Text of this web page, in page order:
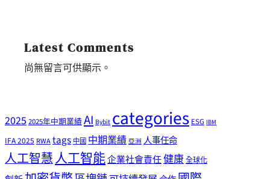
Latest Comments
尚無留言可供顯示。
2025 2025年中期業績AI Bybitcategories ESG IBM
IFA 2025 RWAtags 中國 中期業績 亞洲 人事任命
人工智慧人工智能企業社會責任健康全球化